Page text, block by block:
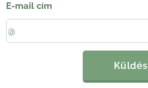
E-mail cím
Küldés